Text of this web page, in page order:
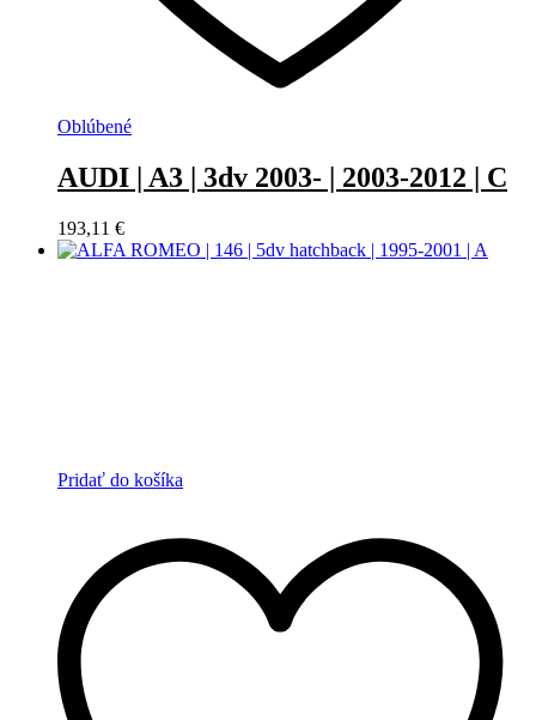
Oblúbené
AUDI | A3 | 3dv 2003- | 2003-2012 | C
193,11 €
Pridať do košíka